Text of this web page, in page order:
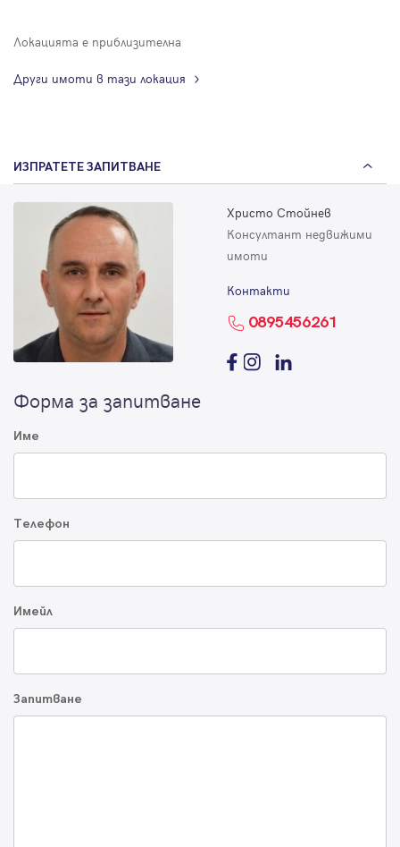
Локацията е приблизителна
Други имоти в тази локация
ИЗПРАТЕТЕ ЗАПИТВАНЕ
Христо Стойнев
Консултант недвижими
имоти
Контакти
0895456261
Форма за запитване
Име
Телефон
Имейл
Запитване